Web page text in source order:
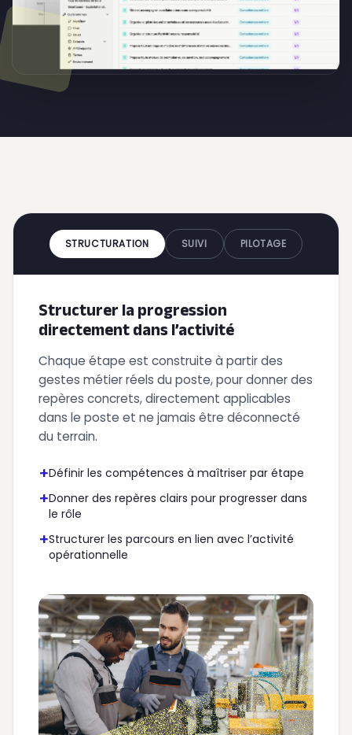
STRUCTURATION SUIVI PILOTAGE
Structurer la progression
directement dans l’activité
Chaque étape est construite à partir des
gestes métier réels du poste, pour donner des
repères concrets, directement applicables
dans le poste et ne jamais être déconnecté
du terrain.
+Définir les compétences à maîtriser par étape
+Donner des repères clairs pour progresser dans
le rôle
+Structurer les parcours en lien avec l’activité
opérationnelle